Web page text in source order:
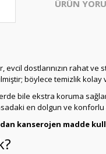
ÜRÜN
dostlarınızın rahat ve
böylece temizlik kolay
bile ekstra koruma
en dolgun ve
kanserojen madde